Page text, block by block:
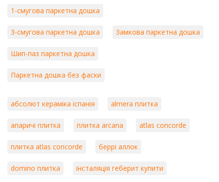
1-смугова паркетна дошка
3-смугова паркетна дошка Замкова паркетна дошка
Шип-паз паркетна дошка
Паркетна дошка без фаски
абсолют кераміка іспанія almera плитка
апаричі плитка плитка arcana atlas concorde
плитка atlas concorde беррі аллок
domino плитка інсталяція геберит купити